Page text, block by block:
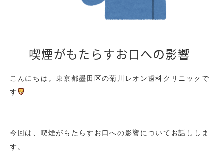
喫煙がもたらすお口への影響
こんにちは。東京都墨田区の菊川レオン歯科クリニックで
す
今回は、喫煙がもたらすお口への影響についてお話ししま
す。